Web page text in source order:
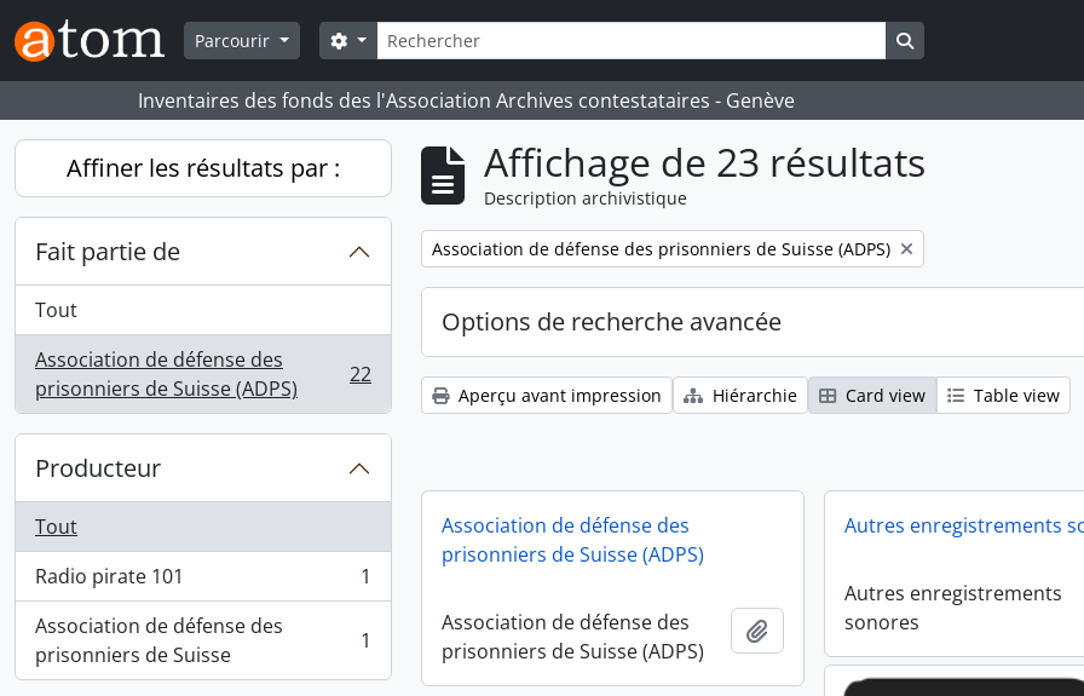
Skip to main content
Parcourir
Rechercher
Search options
Inventaires des fonds des l'Association Archives contestataires - Genève
Affiner les résultats par :
Fait partie de
Tout
Association de défense des
prisonniers de Suisse (ADPS)
, 22 résultats 22
Producteur
Tout
Radio pirate 101
, 1 résultats
1
Association de défense des
prisonniers de Suisse
, 1 résultats 1
Affichage de 23 résultats
Description archivistique
Remove filter:
Association de défense des prisonniers de Suisse (ADPS)
Options de recherche avancée
Aperçu avant impression Hiérarchie Card view Table view
Association de défense des
prisonniers de Suisse (ADPS)
Association de défense des
prisonniers de Suisse (ADPS)
Ajouter au presse-papier
Autres enregistrements
Autres enregistrements
sonores